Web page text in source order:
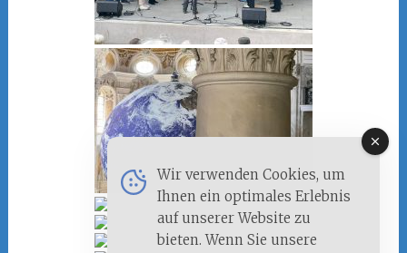
Wir verwenden Cookies, um
Ihnen ein optimales Erlebnis
auf unserer Website zu
bieten. Wenn Sie unsere